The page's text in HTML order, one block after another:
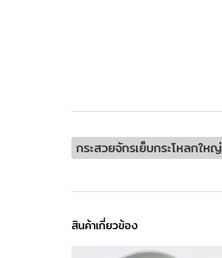
กระสวยจักรเย็บกระโหลกใหญ่
สินค้าเกี่ยวข้อง